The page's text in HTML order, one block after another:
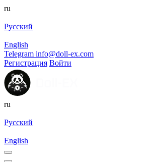
ru
Русский
English
Telegram info@doll-ex.com
Регистрация Войти
ru
Русский
English